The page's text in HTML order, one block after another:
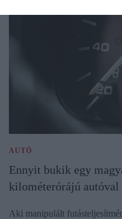
AUTÓ
Ennyit bukik egy
kilométerórájú autóval
Aki manipulált